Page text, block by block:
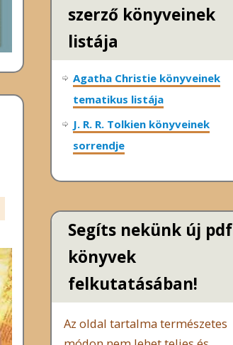
szerző könyveinek
listája
Agatha Christie könyveinek
tematikus listája
J. R. R. Tolkien könyveinek
sorrendje
Segíts nekünk új pdf
könyvek
felkutatásában!
Az oldal tartalma természetes